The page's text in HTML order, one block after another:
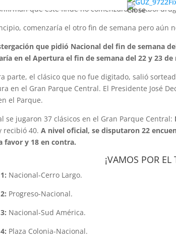
Close
que este finde no comenzará el fútbol
comenzaría el otro fin de semana pero aún
que pidió Nacional del fin de semana
en el Apertura el fin de semana del 22 y 23
parte, el clásico que no fue digitado, salió
en el Gran Parque Central. El Presidente José
el Parque.
se jugaron 37 clásicos en el Gran Parque Central:
recibió 40.A nivel oficial, se disputaron 22
favor y 18 en contra.
¡VAMOS POR
Nacional-Cerro Largo.
Progreso-Nacional.
Nacional-Sud América.
Plaza Colonia-Nacional.